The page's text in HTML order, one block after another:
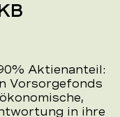
Aktienanteil:
Vorsorgefonds
in ihre